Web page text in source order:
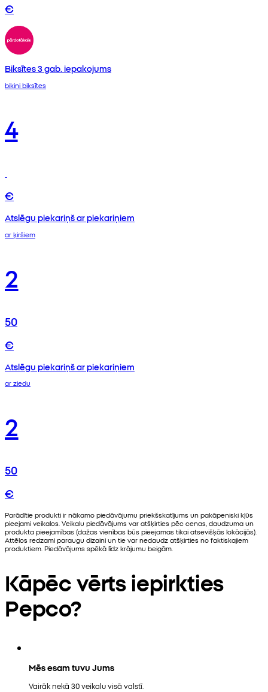
€
Biksītes 3 gab. iepakojums
bikini biksītes
4
€
Atslēgu piekariņš ar piekariņiem
ar ķiršiem
2
50
€
Atslēgu piekariņš ar piekariņiem
ar ziedu
2
50
€
Parādītie produkti ir nākamo piedāvājumu priekšskatījums un pakāpeniski kļūs
pieejami veikalos. Veikalu piedāvājums var atšķirties pēc cenas, daudzuma un
produkta pieejamības (dažas vienības būs pieejamas tikai atsevišķās lokācijās).
Attēlos redzami paraugu dizaini un tie var nedaudz atšķirties no faktiskajiem
produktiem. Piedāvājums spēkā līdz krājumu beigām.
Kāpēc vērts iepirkties
Pepco?
Mēs esam tuvu Jums
Vairāk nekā 30 veikalu visā valstī.